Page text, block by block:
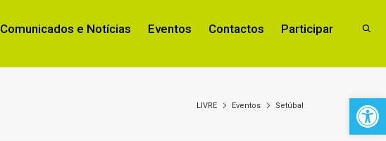
Comunicados e Notícias Eventos Contactos Participar
LIVRE Eventos Setúbal